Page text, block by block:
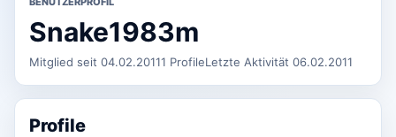
Snake1983m
Mitglied seit 04.02.20111 ProfileLetzte Aktivität 06.02.2011
Profile